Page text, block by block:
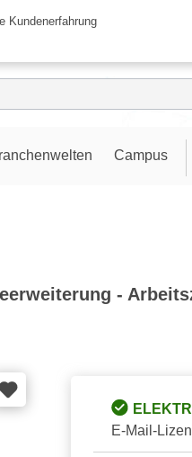
Kundenerfahrung
Campus
-
E-Mail-